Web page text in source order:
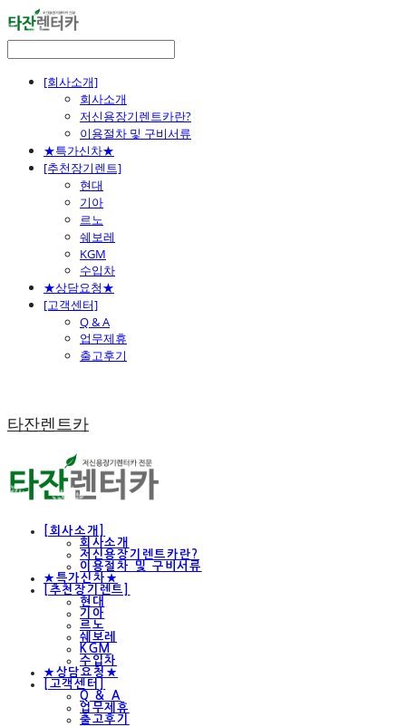
[회사소개]
회사소개
저신용장기렌트카란?
이용절차 및 구비서류
★특가신차★
[추천장기렌트]
현대
기아
르노
쉐보레
KGM
수입차
★상담요청★
[고객센터]
Q & A
업무제휴
출고후기
타잔렌트카
[회사소개]
회사소개
저신용장기렌트카란?
이용절차 및 구비서류
★특가신차★
[추천장기렌트]
현대
기아
르노
쉐보레
KGM
수입차
★상담요청★
[고객센터]
Q & A
업무제휴
출고후기